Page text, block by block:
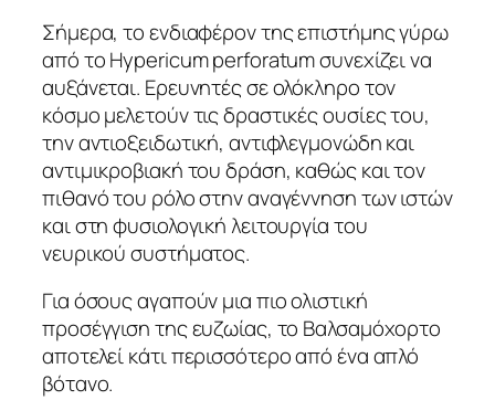
Σήμερα, το ενδιαφέρον της επιστήμης γύρω
από το Hypericum perforatum συνεχίζει να
αυξάνεται. Ερευνητές σε ολόκληρο τον
κόσμο μελετούν τις δραστικές ουσίες του,
την αντιοξειδωτική, αντιφλεγμονώδη και
αντιμικροβιακή του δράση, καθώς και τον
πιθανό του ρόλο στην αναγέννηση των ιστών
και στη φυσιολογική λειτουργία του
νευρικού συστήματος.
Για όσους αγαπούν μια πιο ολιστική
προσέγγιση της ευζωίας, το Βαλσαμόχορτο
αποτελεί κάτι περισσότερο από ένα απλό
βότανο.